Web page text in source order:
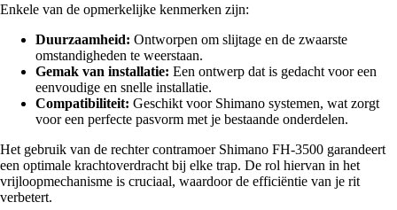
Enkele van de opmerkelijke kenmerken zijn:
Duurzaamheid: Ontworpen om slijtage en de zwaarste
omstandigheden te weerstaan.
Gemak van installatie: Een ontwerp dat is gedacht voor een
eenvoudige en snelle installatie.
Compatibiliteit: Geschikt voor Shimano systemen, wat zorgt
voor een perfecte pasvorm met je bestaande onderdelen.
Het gebruik van de rechter contramoer Shimano FH-3500 garandeert
een optimale krachtoverdracht bij elke trap. De rol hiervan in het
vrijloopmechanisme is cruciaal, waardoor de efficiëntie van je rit
verbetert.